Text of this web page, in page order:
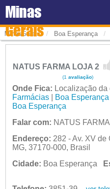
Minas
Gerais
MinasGerais / Boa Esperança /
NATUS FARMA LOJA 2
(1 avaliação)
Onde Fica: Localização da
Farmácias| Boa Esperança
Boa Esperança
Falar com: NATUS
Endereço: 282 - Av. XV de
MG, 37170-000, Brasil
Cidade: Boa Esperança